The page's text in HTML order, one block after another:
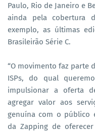
Paulo, Rio de Janeiro e
ainda pela cobertura
exemplo, as últimas
Brasileirão Série C.
“O movimento faz parte
ISPs, do qual
impulsionar a oferta
agregar valor aos
genuína com o público
da Zapping de